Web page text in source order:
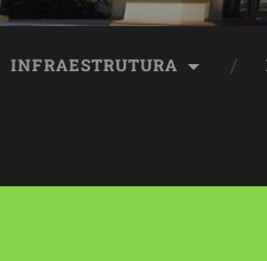
INFRAESTRUTURA